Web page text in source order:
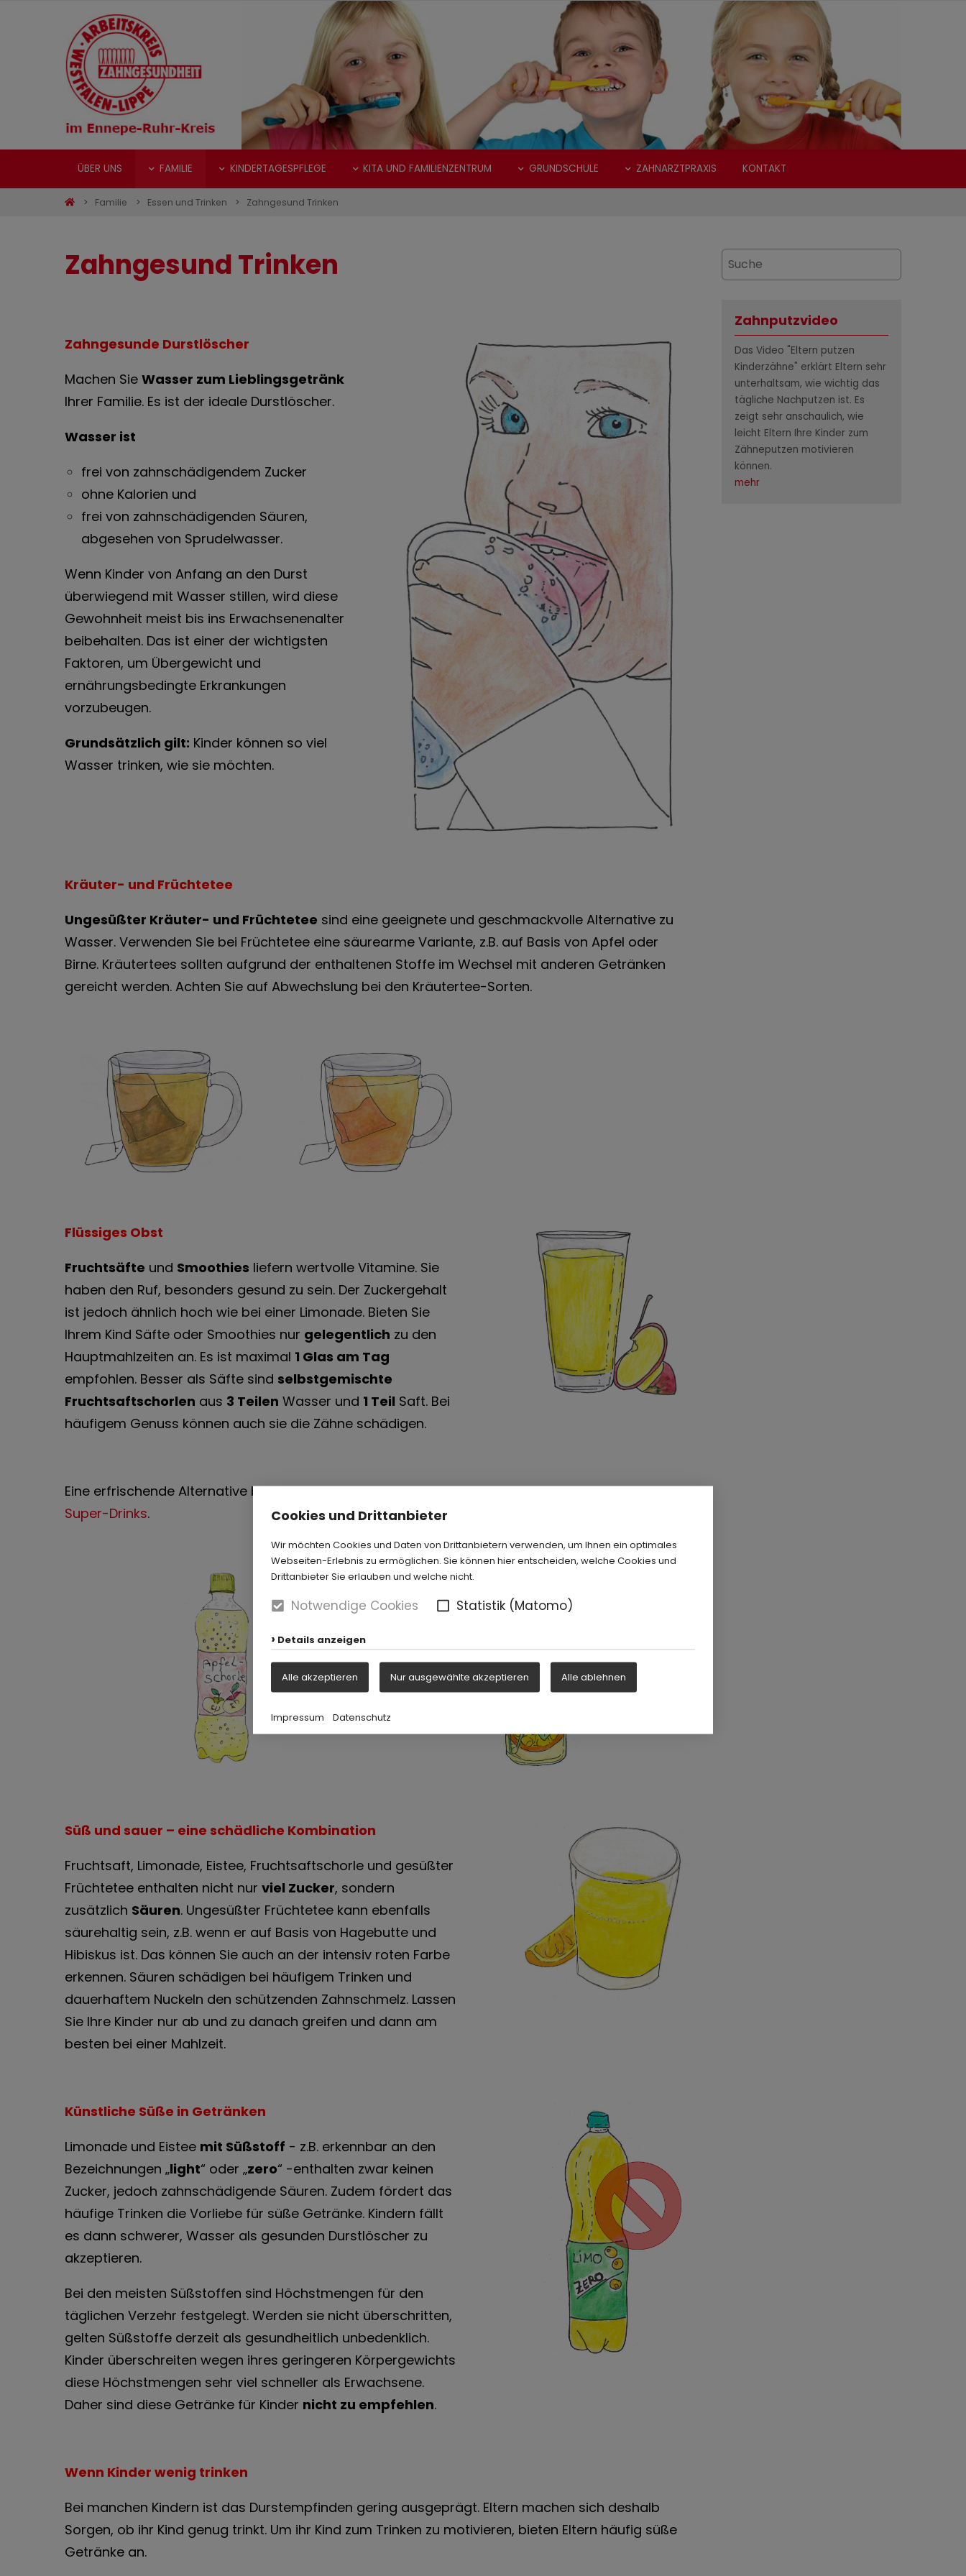
Cookies und Drittanbieter
Wir möchten Cookies und Daten von Drittanbietern verwenden, um Ihnen ein optimales
Webseiten-Erlebnis zu ermöglichen. Sie können hier entscheiden, welche Cookies und
Drittanbieter Sie erlauben und welche nicht.
Notwendige Cookies Statistik (Matomo)
Details anzeigen
Alle akzeptieren Nur ausgewählte akzeptieren Alle ablehnen
Impressum Datenschutz
ÜBER UNS FAMILIE KINDERTAGESPFLEGE KITA UND FAMILIENZENTRUM GRUNDSCHULE ZAHNARZTPRAXIS KONTAKT
Familie Essen und Trinken Zahngesund Trinken
Zahngesund Trinken
Zahngesunde Durstlöscher
Machen Sie Wasser zum Lieblingsgetränk
Ihrer Familie. Es ist der ideale Durstlöscher.
Wasser ist
frei von zahnschädigendem Zucker
ohne Kalorien und
frei von zahnschädigenden Säuren,
abgesehen von Sprudelwasser.
Wenn Kinder von Anfang an den Durst
überwiegend mit Wasser stillen, wird diese
Gewohnheit meist bis ins Erwachsenenalter
beibehalten. Das ist einer der wichtigsten
Faktoren, um Übergewicht und
ernährungsbedingte Erkrankungen
vorzubeugen.
Grundsätzlich gilt: Kinder können so viel
Wasser trinken, wie sie möchten.
Kräuter- und Früchtetee
Ungesüßter Kräuter- und Früchtetee sind eine geeignete und geschmackvolle Alternative zu
Wasser. Verwenden Sie bei Früchtetee eine säurearme Variante, z.B. auf Basis von Apfel oder
Birne. Kräutertees sollten aufgrund der enthaltenen Stoffe im Wechsel mit anderen Getränken
gereicht werden. Achten Sie auf Abwechslung bei den Kräutertee-Sorten.
Flüssiges Obst
Fruchtsäfte und Smoothies liefern wertvolle Vitamine. Sie
haben den Ruf, besonders gesund zu sein. Der Zuckergehalt
ist jedoch ähnlich hoch wie bei einer Limonade. Bieten Sie
Ihrem Kind Säfte oder Smoothies nur gelegentlich zu den
Hauptmahlzeiten an. Es ist maximal 1 Glas am Tag
empfohlen. Besser als Säfte sind selbstgemischte
Fruchtsaftschorlen aus 3 Teilen Wasser und 1 Teil Saft. Bei
häufigem Genuss können auch sie die Zähne schädigen.
Eine erfrischende Alternative bietet „Infused Water“. Nutzen Sie gerne die Rezepte für unsere
Super-Drinks.
Süß und sauer – eine schädliche Kombination
Fruchtsaft, Limonade, Eistee, Fruchtsaftschorle und gesüßter
Früchtetee enthalten nicht nur viel Zucker, sondern
zusätzlich Säuren. Ungesüßter Früchtetee kann ebenfalls
säurehaltig sein, z.B. wenn er auf Basis von Hagebutte und
Hibiskus ist. Das können Sie auch an der intensiv roten Farbe
erkennen. Säuren schädigen bei häufigem Trinken und
dauerhaftem Nuckeln den schützenden Zahnschmelz. Lassen
Sie Ihre Kinder nur ab und zu danach greifen und dann am
besten bei einer Mahlzeit.
Künstliche Süße in Getränken
Limonade und Eistee mit Süßstoff - z.B. erkennbar an den
Bezeichnungen „light“ oder „zero“ -enthalten zwar keinen
Zucker, jedoch zahnschädigende Säuren. Zudem fördert das
häufige Trinken die Vorliebe für süße Getränke. Kindern fällt
es dann schwerer, Wasser als gesunden Durstlöscher zu
akzeptieren.
Bei den meisten Süßstoffen sind Höchstmengen für den
täglichen Verzehr festgelegt. Werden sie nicht überschritten,
gelten Süßstoffe derzeit als gesundheitlich unbedenklich.
Kinder überschreiten wegen ihres geringeren Körpergewichts
diese Höchstmengen sehr viel schneller als Erwachsene.
Daher sind diese Getränke für Kinder nicht zu empfehlen.
Wenn Kinder wenig trinken
Bei manchen Kindern ist das Durstempfinden gering ausgeprägt. Eltern machen sich deshalb
Sorgen, ob ihr Kind genug trinkt. Um ihr Kind zum Trinken zu motivieren, bieten Eltern häufig süße
Getränke an.
Zahnputzvideo
Das Video "Eltern putzen
Kinderzähne" erklärt Eltern sehr
unterhaltsam, wie wichtig das
tägliche Nachputzen ist. Es
zeigt sehr anschaulich, wie
leicht Eltern Ihre Kinder zum
Zähneputzen motivieren
können.
mehr